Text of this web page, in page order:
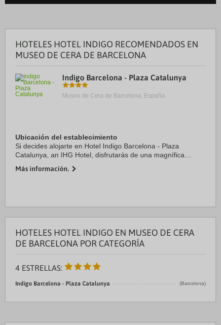
HOTELES HOTEL INDIGO RECOMENDADOS EN
MUSEO DE CERA DE BARCELONA
Indigo Barcelona - Plaza Catalunya
Museo de Cera de Barcelona, España.
Ubicación del establecimiento
Si decides alojarte en Hotel Indigo Barcelona - Plaza
Catalunya, an IHG Hotel, disfrutarás de una magnífica
a pie de Plaza de Catalunya y La ...
Más información.
HOTELES HOTEL INDIGO EN MUSEO DE CERA
DE BARCELONA POR CATEGORÍA
4 ESTRELLAS:
Indigo Barcelona - Plaza Catalunya (Barcelona)